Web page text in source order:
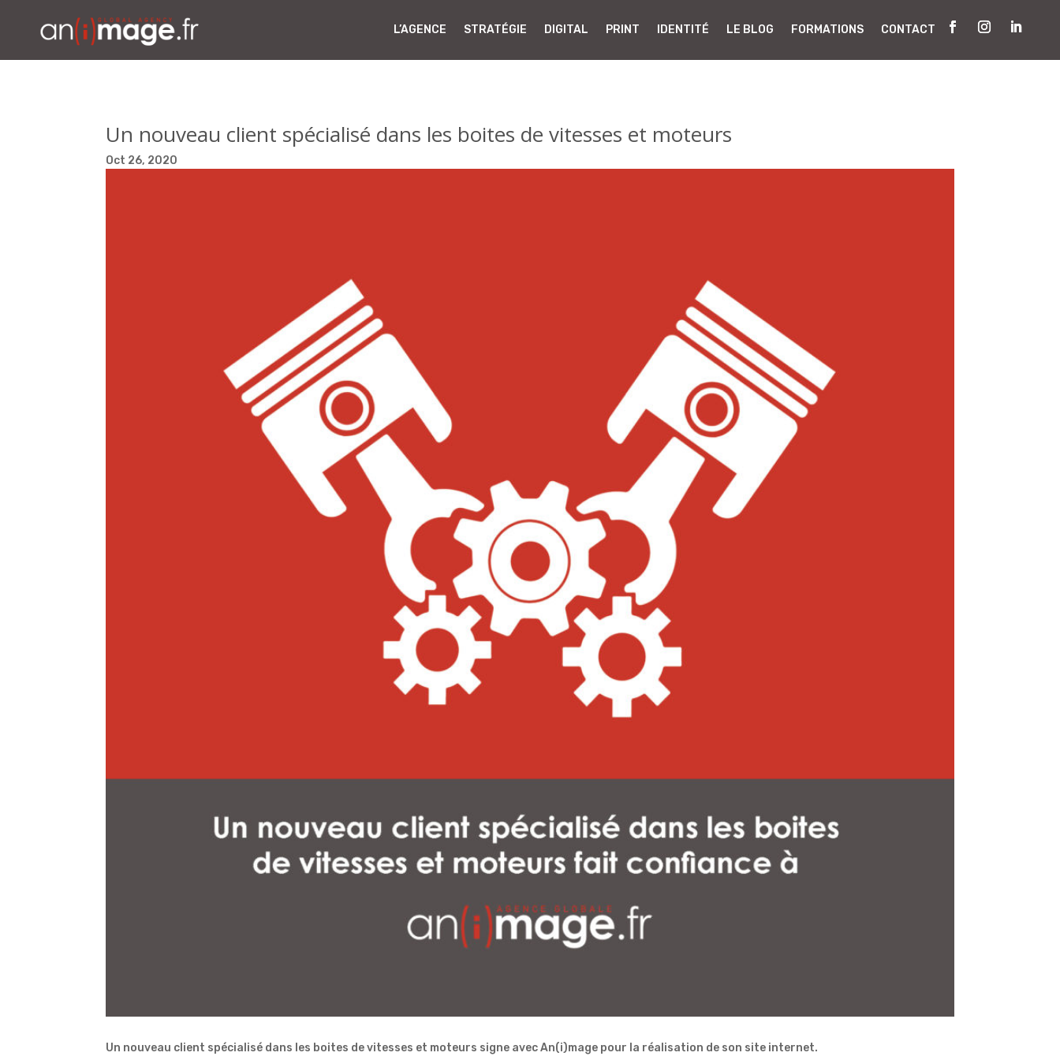
L’AGENCE STRATÉGIE DIGITAL PRINT IDENTITÉ LE BLOG FORMATIONS CONTACT
Un nouveau client spécialisé dans les boites de vitesses et moteurs
Oct 26, 2020
Un nouveau client spécialisé dans les boites de vitesses et moteurs signe avec An(i)mage pour la réalisation de son site internet.